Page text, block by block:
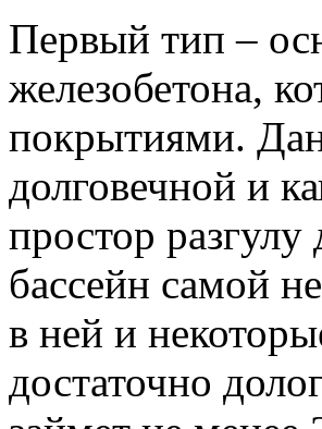
Первый тип –
железобетона,
покрытиями.
долговечной и
простор разгулу
бассейн самой
в ней и
достаточно